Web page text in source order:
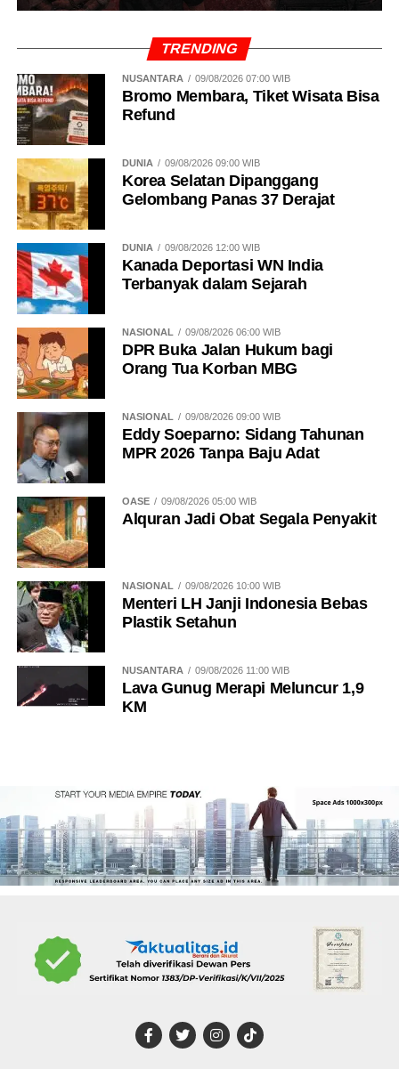
TRENDING
NUSANTARA 09/08/2026 07:00 WIB
Bromo Membara, Tiket Wisata Bisa
Refund
DUNIA 09/08/2026 09:00 WIB
Korea Selatan Dipanggang
Gelombang Panas 37 Derajat
DUNIA 09/08/2026 12:00 WIB
Kanada Deportasi WN India
Terbanyak dalam Sejarah
NASIONAL 09/08/2026 06:00 WIB
DPR Buka Jalan Hukum bagi
Orang Tua Korban MBG
NASIONAL 09/08/2026 09:00 WIB
Eddy Soeparno: Sidang Tahunan
MPR 2026 Tanpa Baju Adat
OASE 09/08/2026 05:00 WIB
Alquran Jadi Obat Segala Penyakit
NASIONAL 09/08/2026 10:00 WIB
Menteri LH Janji Indonesia Bebas
Plastik Setahun
NUSANTARA 09/08/2026 11:00 WIB
Lava Gunug Merapi Meluncur 1,9
KM